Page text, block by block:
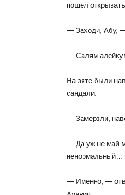
пошел
— Заходи, Абу, —
— Салям
На зяте были
сандали.
— Замерзли,
— Да уж не май
ненормальный…
— Именно, —